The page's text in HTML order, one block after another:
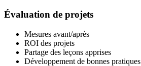
Évaluation de projets
Mesures avant/après
ROI des projets
Partage des leçons apprises
Développement de bonnes pratiques